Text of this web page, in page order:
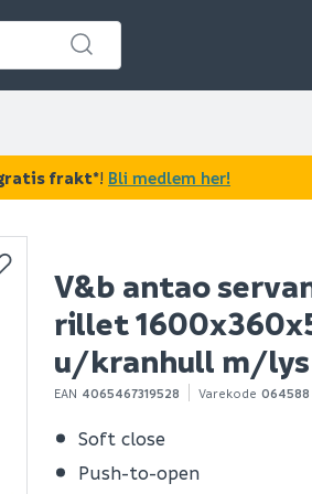
V&b antao
rillet
u/kranhull m/
EAN 4065467319528 Varekode 064588
Soft close
Push-to-open
frakt*! Bli medlem her!